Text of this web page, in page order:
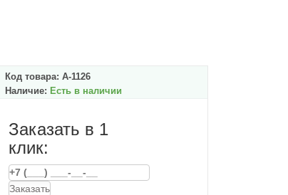
Код товара: А-1126
Наличие: Есть в наличии
Заказать в 1
клик:
Заказать